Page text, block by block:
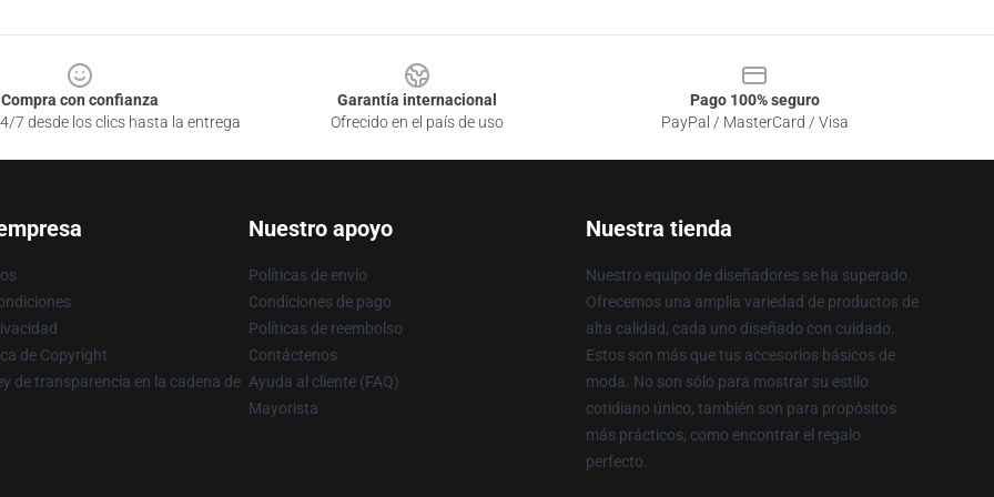
Compra con confianza
7 desde los clics hasta la entrega
Garantía internacional
Ofrecido en el país de uso
Pago 100% seguro
PayPal / MasterCard / Visa
de Copyright
de transparencia en la cadena de
Nuestro apoyo
Políticas de envío
Condiciones de pago
Políticas de reembolso
Contáctenos
Ayuda al cliente (FAQ)
Mayorista
Nuestra tienda
Nuestro equipo de diseñadores se ha superado.
Ofrecemos una amplia variedad de productos de
alta calidad, cada uno diseñado con cuidado.
Estos son más que tus accesorios básicos de
moda. No son sólo para mostrar su estilo
cotidiano único, también son para propósitos
más prácticos, como encontrar el regalo
perfecto.